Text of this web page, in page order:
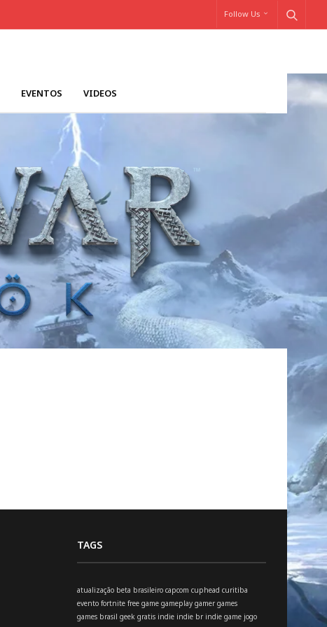
Follow Us
EVENTOS VIDEOS
TAGS
atualização beta brasileiro capcom cuphead curitiba
evento fortnite free game gameplay gamer games
games brasil geek gratis indie indie br indie game jogo